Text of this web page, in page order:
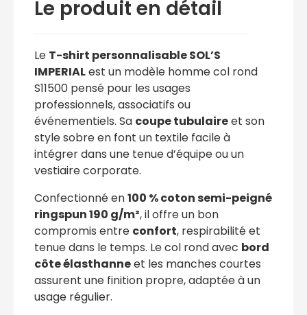
Le produit en détail
Le T-shirt personnalisable SOL’S
IMPERIALest un modèle homme col rond
S11500 pensé pour les usages
professionnels, associatifs ou
événementiels. Sa coupe tubulaireet son
style sobre en font un textile facile à
intégrer dans une tenue d’équipe ou un
vestiaire corporate.
Confectionné en100 % coton semi-peigné
ringspun 190 g/m², il offre un bon
compromis entre confort, respirabilité et
tenue dans le temps. Le col rond avec bord
côte élasthanneet les manches courtes
assurent une finition propre, adaptée à un
usage régulier.